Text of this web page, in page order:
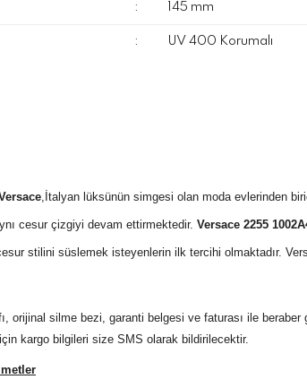
: 145 mm
: UV 400 Korumalı
,İtalyan lüksünün simgesi olan moda evlerinden
cesur çizgiyi devam ettirmektedir. Versace 2255
stilini süslemek isteyenlerin ilk tercihi olmaktadır.
orijinal silme bezi, garanti belgesi ve faturası ile
kargo bilgileri size SMS olarak bildirilecektir.